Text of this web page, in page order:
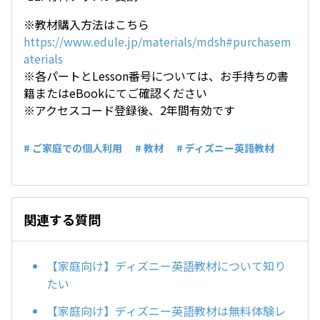
※教材購入方法はこちら
https://www.edule.jp/materials/mdsh#purchasem
aterials
※各パートとLesson番号については、お手持ちの書
籍またはeBookにてご確認ください
※アクセスコード登録後、2年間有効です
# ご家庭での個人利用 # 教材 # ディズニー英語教材
関連する質問
【家庭向け】ディズニー英語教材について知り
たい
【家庭向け】ディズニー英語教材は無料体験レ